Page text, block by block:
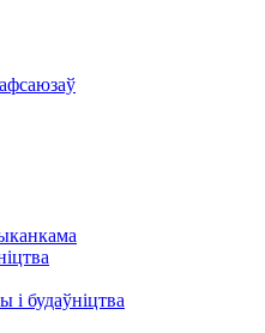
і будаўніцтва